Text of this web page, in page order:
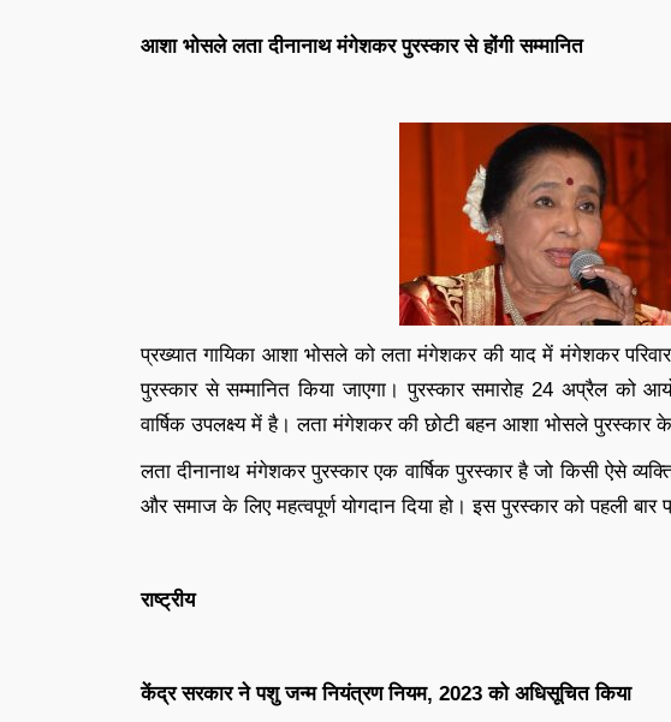
आशा भोसले लता दीनानाथ मंगेशकर पुरस्कार से होंगी सम्मानित
प्रख्यात गायिका आशा भोसले को लता मंगेशकर की याद में मंगेशकर
पुरस्कार से सम्मानित किया जाएगा। पुरस्कार समारोह 24 अप्रैल को
वार्षिक उपलक्ष्य में है। लता मंगेशकर की छोटी बहन आशा भोसले पुरस्कार के
लता दीनानाथ मंगेशकर पुरस्कार एक वार्षिक पुरस्कार है जो किसी ऐसे
और समाज के लिए महत्वपूर्ण योगदान दिया हो। इस पुरस्कार को पहली बार
राष्ट्रीय
केंद्र सरकार ने पशु जन्म नियंत्रण नियम, 2023 को अधिसूचित किया